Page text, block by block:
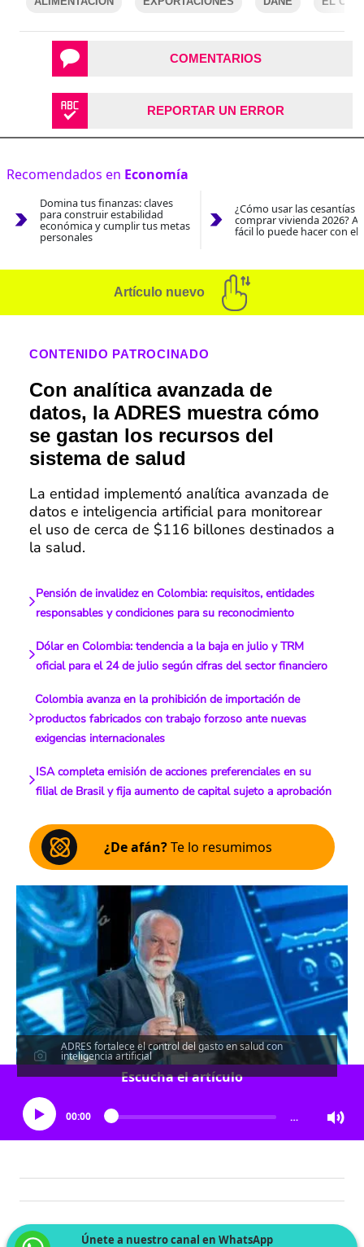
COMENTARIOS
REPORTAR UN ERROR
Recomendados en Economía
Domina tus finanzas: claves
para construir estabilidad
económica y cumplir tus metas
personales
¿Cómo usar las cesantías
comprar vivienda 2026?
fácil lo puede hacer con el
Artículo nuevo
CONTENIDO PATROCINADO
Con analítica avanzada de
datos, la ADRES muestra cómo
se gastan los recursos del
sistema de salud
La entidad implementó analítica avanzada de
datos e inteligencia artificial para monitorear
el uso de cerca de $116 billones destinados a
la salud.
Pensión de invalidez en Colombia: requisitos, entidades
responsables y condiciones para su reconocimiento
Dólar en Colombia: tendencia a la baja en julio y TRM
oficial para el 24 de julio según cifras del sector financiero
Colombia avanza en la prohibición de importación de
productos fabricados con trabajo forzoso ante nuevas
exigencias internacionales
ISA completa emisión de acciones preferenciales en su
filial de Brasil y fija aumento de capital sujeto a aprobación
¿De afán?Te lo resumimos
ADRES fortalece el control del gasto en salud con
inteligencia artificial
Escucha el artículo
00:00 …
Únete a nuestro canal en WhatsApp